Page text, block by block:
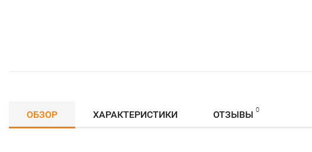
ОБЗОР ХАРАКТЕРИСТИКИ ОТЗЫВЫ 0